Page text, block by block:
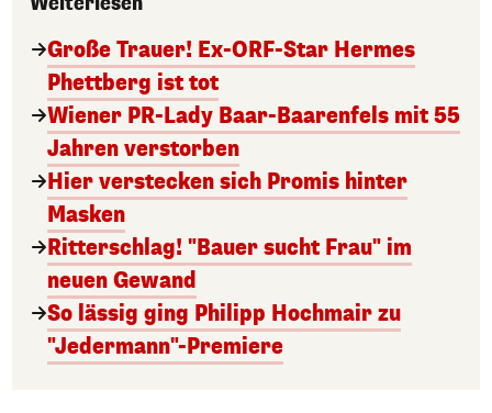
Große Trauer! Ex-ORF-Star Hermes
Phettberg ist tot
Wiener PR-Lady Baar-Baarenfels mit 55
Jahren verstorben
Hier verstecken sich Promis hinter
Masken
Ritterschlag! "Bauer sucht Frau" im
neuen Gewand
So lässig ging Philipp Hochmair zu
"Jedermann"-Premiere